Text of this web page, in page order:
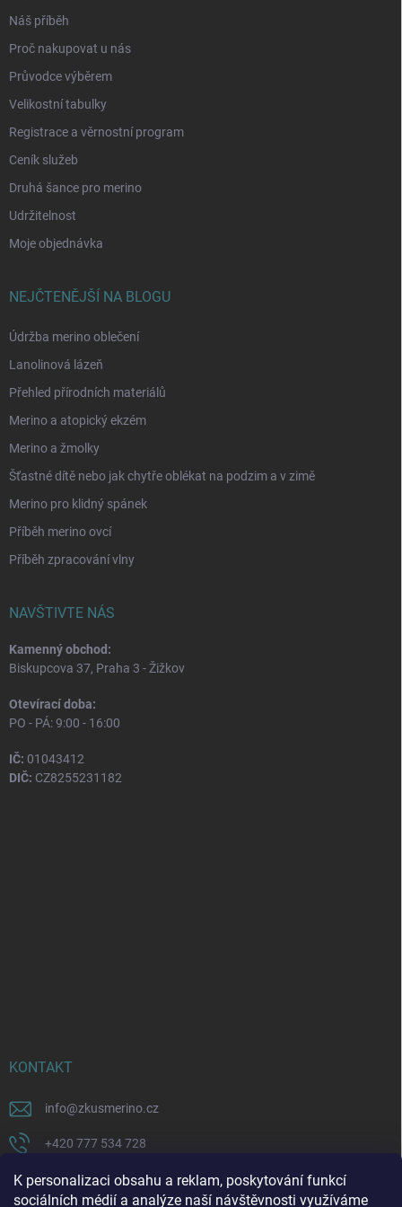
K personalizaci obsahu a reklam, poskytování funkcí
sociálních médií a analýze naší návštěvnosti využíváme
Náš příběh
Proč nakupovat u nás
Průvodce výběrem
Velikostní tabulky
Registrace a věrnostní program
Ceník služeb
Druhá šance pro merino
Udržitelnost
Moje objednávka
NEJČTENĚJŠÍ NA BLOGU
Údržba merino oblečení
Lanolinová lázeň
Přehled přírodních materiálů
Merino a atopický ekzém
Merino a žmolky
Šťastné dítě nebo jak chytře oblékat na podzim a v zimě
Merino pro klidný spánek
Příběh merino ovcí
Příběh zpracování vlny
NAVŠTIVTE NÁS
Kamenný obchod:
Biskupcova 37, Praha 3 - Žižkov
Otevírací doba:
PO - PÁ: 9:00 - 16:00
IČ: 01043412
DIČ: CZ8255231182
KONTAKT
info@zkusmerino.cz
+420 777 534 728
https://www.facebook.com/zkusmerino/